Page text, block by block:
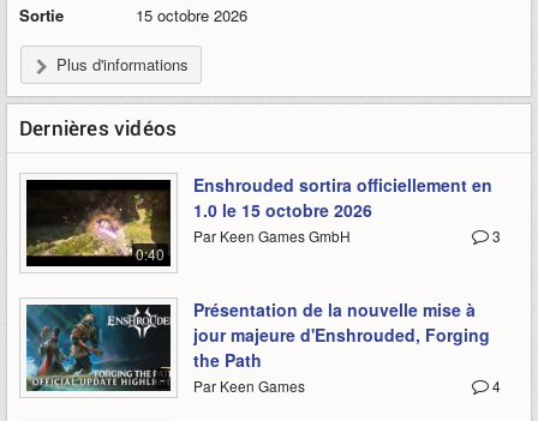
Sortie 15 octobre 2026
Plus d'informations
Dernières vidéos
0:40
Enshrouded sortira officiellement en
1.0 le 15 octobre 2026
3
Par Keen Games GmbH
-
Présentation de la nouvelle mise à
jour majeure d'Enshrouded, Forging
the Path
4
Par Keen Games